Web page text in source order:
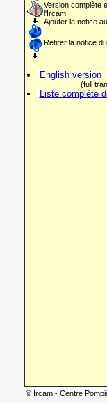
Version complète
l'Ircam
Ajouter la notice
Retirer la notice
English version
(full
Liste complète
© Ircam - Centre